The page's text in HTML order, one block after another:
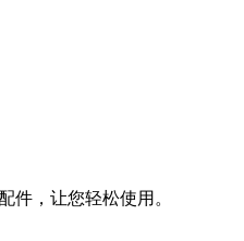
件，让您轻松使用。